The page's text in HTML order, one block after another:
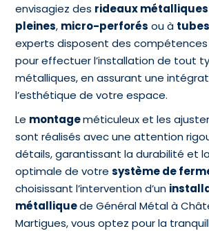
envisagiez des rideaux
pleines, micro-perforés ou à
experts disposent des compétences
pour effectuer l’installation de tout
métalliques, en assurant une
l’esthétique de votre espace.
Le montageméticuleux et les
sont réalisés avec une attention
détails, garantissant la durabilité et
optimale de votresystème de
choisissant l’intervention d’un
métalliquede Général Métal à
Martigues, vous optez pour la